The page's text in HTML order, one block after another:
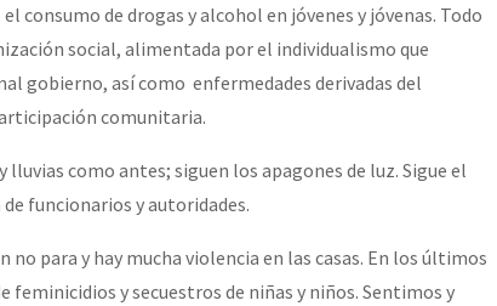
lutas pela memória, a justiça e a dignidade
Resistencia y Rebeldía
consumo de drogas y alcohol en jóvenes y jóvenas. Todo
social, alimentada por el individualismo que
gobierno, así como enfermedades derivadas del
comunitaria.
lluvias como antes; siguen los apagones de luz. Sigue el
funcionarios y autoridades.
para y hay mucha violencia en las casas. En los últimos
feminicidios y secuestros de niñas y niños. Sentimos y